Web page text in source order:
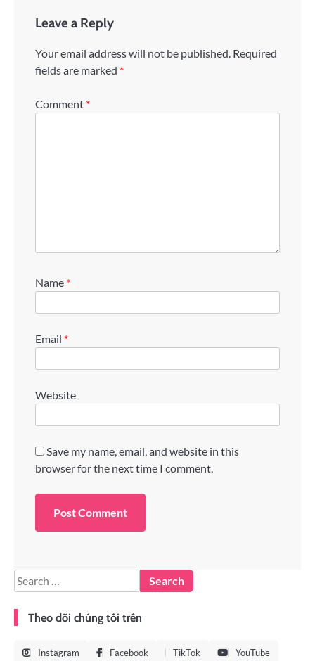
Leave a Reply
Your email address will not be published. Required
fields are marked *
Comment *
Name *
Email *
Website
Save my name, email, and website in this
browser for the next time I comment.
Theo dõi chúng tôi trên
Instagram Facebook TikTok YouTube